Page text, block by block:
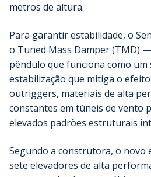
metros de altura.
Para garantir estabilidade, o
o Tuned Mass Damper (TMD)
pêndulo que funciona como um
estabilização que mitiga o
outriggers, materiais de alta
constantes em túneis de vento
elevados padrões estruturais
Segundo a construtora, o novo
sete elevadores de alta